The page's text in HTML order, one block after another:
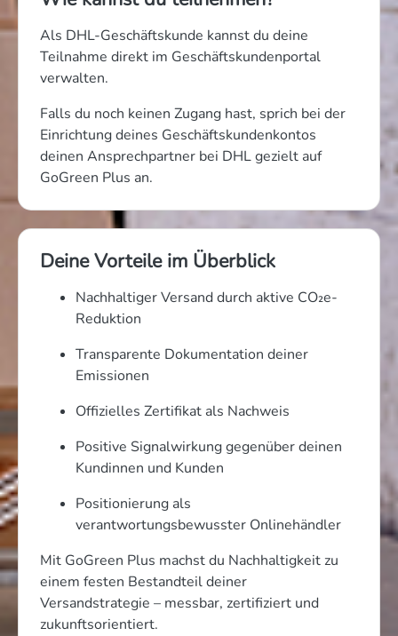
Als DHL-Geschäftskunde kannst du deine
Teilnahme direkt im Geschäftskundenportal
verwalten.
Falls du noch keinen Zugang hast, sprich bei der
Einrichtung deines Geschäftskundenkontos
deinen Ansprechpartner bei DHL gezielt auf
GoGreen Plus an.
Deine Vorteile im Überblick
Nachhaltiger Versand durch aktive CO₂e-
Reduktion
Transparente Dokumentation deiner
Emissionen
Offizielles Zertifikat als Nachweis
Positive Signalwirkung gegenüber deinen
Kundinnen und Kunden
Positionierung als
verantwortungsbewusster Onlinehändler
Mit GoGreen Plus machst du Nachhaltigkeit zu
einem festen Bestandteil deiner
Versandstrategie – messbar, zertifiziert und
zukunftsorientiert.